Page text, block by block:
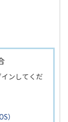
ンしてくだ
）